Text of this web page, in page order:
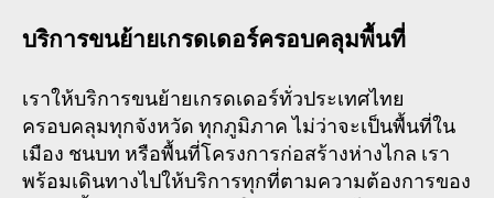
บริการขนย้ายเกรดเดอร์ครอบคลุมพื้นที่
เราให้บริการขนย้ายเกรดเดอร์ทั่วประเทศไทย
ครอบคลุมทุกจังหวัด ทุกภูมิภาค ไม่ว่าจะเป็นพื้นที่ใน
เมือง ชนบท หรือพื้นที่โครงการก่อสร้างห่างไกล เรา
พร้อมเดินทางไปให้บริการทุกที่ตามความต้องการของ